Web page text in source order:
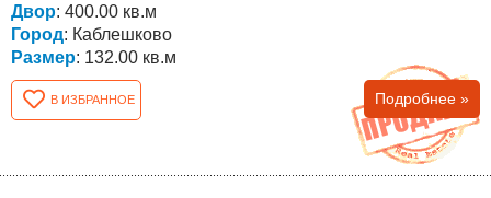
Двор: 400.00 кв.м
Город: Каблешково
Размер: 132.00 кв.м
В ИЗБРАННОЕ Подробнее »